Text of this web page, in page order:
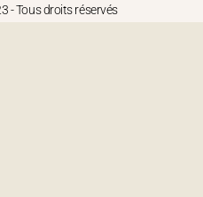
- Tous droits réservés